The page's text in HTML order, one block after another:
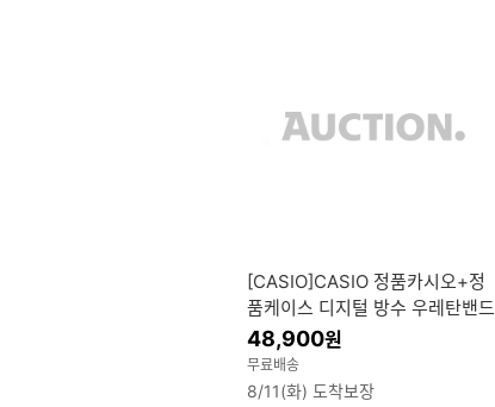
[CASIO]CASIO 정품카시오+정
품케이스 디지털 방수 우레탄밴드
학생 남자여자공용 군인 군대 훈
련소 전자 손목시계
48,900원
무료배송
8/11(화) 도착보장